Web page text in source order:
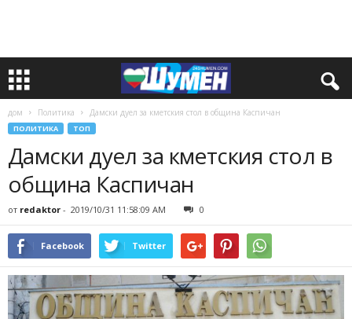
дом Политика Дамски дуел за кметския стол в община Каспичан
ПОЛИТИКА ТОП
Дамски дуел за кметския стол в
община Каспичан
от redaktor - 2019/10/31 11:58:09 AM 0
Facebook Twitter